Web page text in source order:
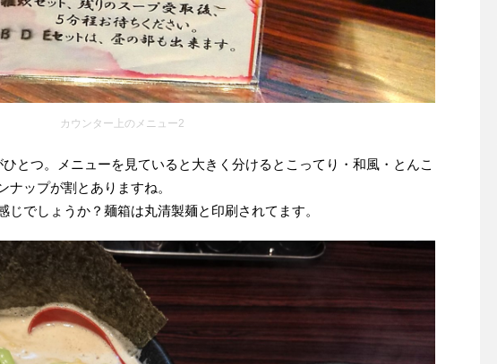
カウンター上のメニュー2
とつ。メニューを見ていると大きく分けるとこってり・和風・とんこ
ップが割とありますね。
でしょうか？麺箱は丸清製麺と印刷されてます。